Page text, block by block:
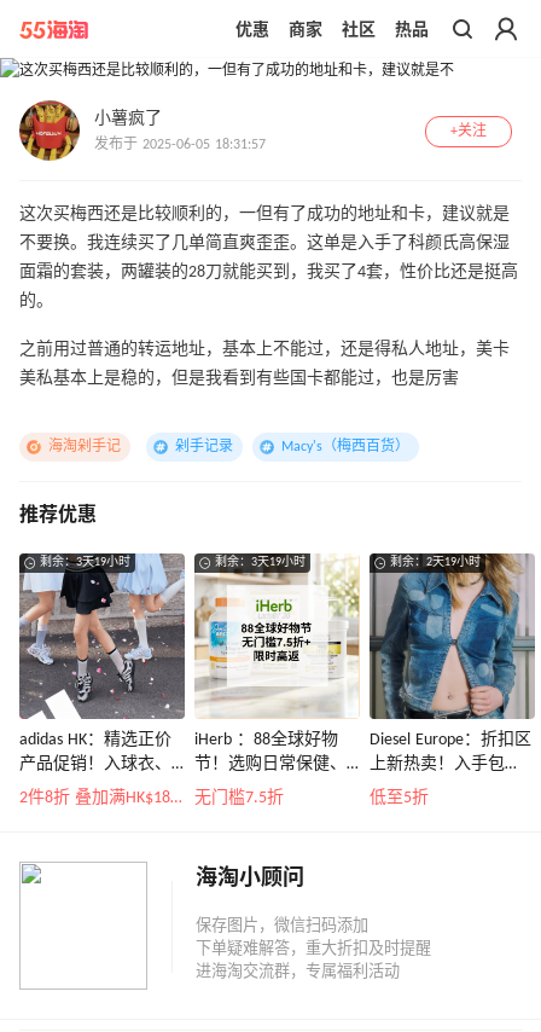
带你去官网买正品
优惠 商家 社区 热品
小薯疯了
发布于 2025-06-05 18:31:57
+关注
这次买梅西还是比较顺利的，一但有了成功的地址和卡，建议就是
不要换。我连续买了几单简直爽歪歪。这单是入手了科颜氏高保湿
面霜的套装，两罐装的28刀就能买到，我买了4套，性价比还是挺高
的。
之前用过普通的转运地址，基本上不能过，还是得私人地址，美卡
美私基本上是稳的，但是我看到有些国卡都能过，也是厉害
海淘剁手记 剁手记录 Macy's（梅西百货）
推荐优惠
剩余：3天19小时
adidas HK：精选正价
产品促销！入球衣、
金属银跆拳道鞋等
2件8折 叠加满HK$1800-100
剩余：3天19小时
iHerb ：88全球好物
节！选购日常保健、
健身补剂、护肤洗护
无门槛7.5折
剩余：2天19小时
Diesel Europe：折扣区
上新热卖！入手包
袋、服饰、鞋履等
低至5折
海淘小顾问